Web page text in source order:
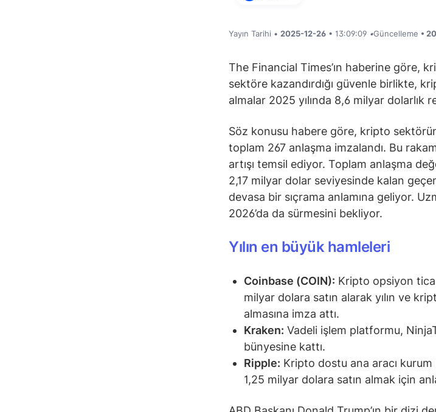
Yayın Tarihi • 2025-12-26 • 13:09:09 •Güncelleme •
The Financial Times’ın haberine göre,
sektöre kazandırdığı güvenle birlikte,
almalar 2025 yılında 8,6 milyar dolarlık
Söz konusu habere göre, kripto
toplam 267 anlaşma imzalandı. Bu
artışı temsil ediyor. Toplam anlaşma
2,17 milyar dolar seviyesinde kalan
devasa bir sıçrama anlamına geliyor.
2026’da da sürmesini bekliyor.
Yılın en büyük hamleleri
Coinbase (COIN): Kripto opsiyon
milyar dolara satın alarak yılın ve
almasına imza attı.
Kraken: Vadeli işlem platformu,
bünyesine kattı.
Ripple: Kripto dostu ana aracı
1,25 milyar dolara satın almak için